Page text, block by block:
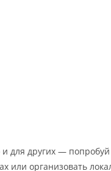
для других — попробуй
или организовать